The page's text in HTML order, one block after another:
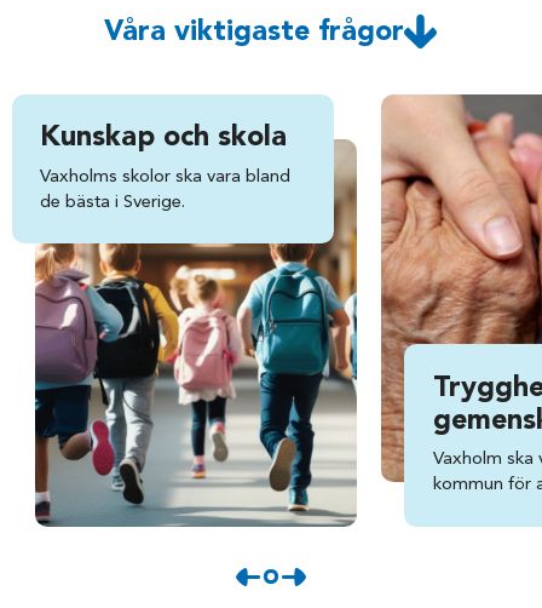
Våra viktigaste frågor
Kunskap och skola
Vaxholms skolor ska vara bland
de bästa i Sverige.
Vaxholm ska
kommun för